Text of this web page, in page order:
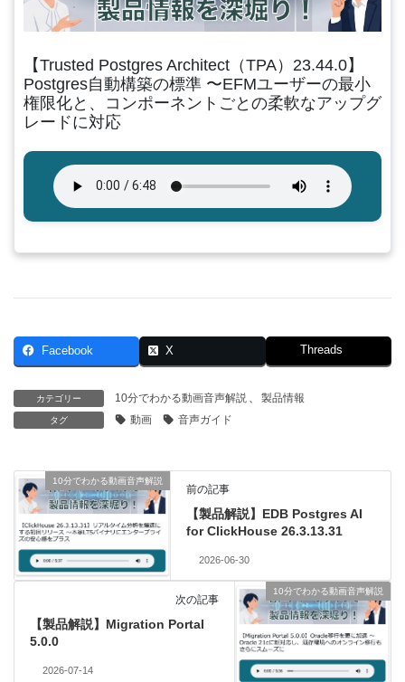
【Trusted Postgres Architect（TPA）23.44.0】
Postgres自動構築の標準 〜EFMユーザーの最小
権限化と、コンポーネントごとの柔軟なアップグ
レードに対応
Facebook X Threads
カテゴリー 10分でわかる動画音声解説 製品情報
タグ 動画 音声ガイド
10分でわかる動画音声解説
前の記事
【製品解説】EDB Postgres AI
for ClickHouse 26.3.13.31
2026-06-30
10分でわかる動画音声解説
次の記事
【製品解説】Migration Portal
5.0.0
2026-07-14